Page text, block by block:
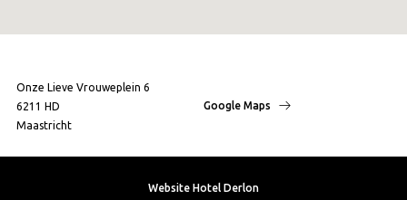
Onze Lieve Vrouweplein 6
6211 HD
Maastricht
Google Maps
Website Hotel Derlon